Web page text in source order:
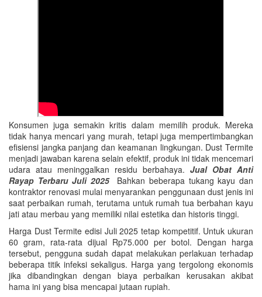
Konsumen juga semakin kritis dalam memilih produk. Mereka
tidak hanya mencari yang murah, tetapi juga mempertimbangkan
efisiensi jangka panjang dan keamanan lingkungan. Dust Termite
menjadi jawaban karena selain efektif, produk ini tidak mencemari
udara atau meninggalkan residu berbahaya. Jual Obat Anti
Rayap Terbaru Juli 2025Bahkan beberapa tukang kayu dan
kontraktor renovasi mulai menyarankan penggunaan dust jenis ini
saat perbaikan rumah, terutama untuk rumah tua berbahan kayu
jati atau merbau yang memiliki nilai estetika dan historis tinggi.
Harga Dust Termite edisi Juli 2025 tetap kompetitif. Untuk ukuran
60 gram, rata-rata dijual Rp75.000 per botol. Dengan harga
tersebut, pengguna sudah dapat melakukan perlakuan terhadap
beberapa titik infeksi sekaligus. Harga yang tergolong ekonomis
jika dibandingkan dengan biaya perbaikan kerusakan akibat
hama ini yang bisa mencapai jutaan rupiah.